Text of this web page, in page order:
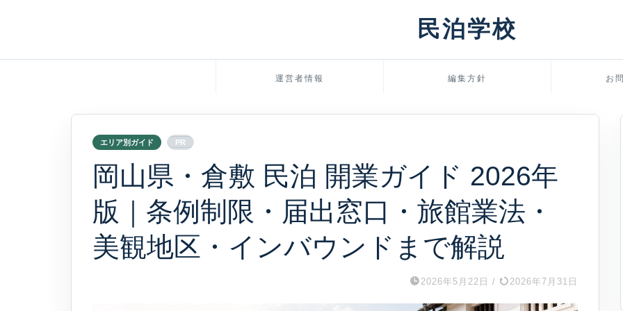
民泊学校
運営者情報 編集方針 お
エリア別ガイド PR
岡山県・倉敷 民泊 開業ガイド 2026年
版｜条例制限・届出窓口・旅館業法・
美観地区・インバウンドまで解説
2026年5月22日 / 2026年7月31日